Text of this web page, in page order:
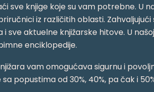
sve knjige koje su vam potrebne. U
iz različitih oblasti.
i sve aktuelne knjižarske hitove. U
enciklopedije.
vam omogućava sigurnu i
popustima od 30%, 40%, pa čak i